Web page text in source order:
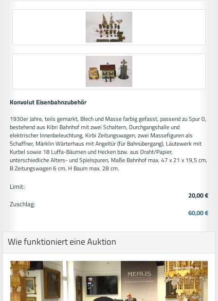
Konvolut Eisenbahnzubehör
1930er Jahre, teils gemarkt, Blech und Masse farbig gefasst, passend zu Spur 0,
bestehend aus Kibri Bahnhof mit zwei Schaltern, Durchgangshalle und
elektrischer Innenbeleuchtung, Kirbi Zeitungswagen, zwei Massefiguren als
Schaffner, Märklin Wärterhaus mit Angeltür (für Bahnübergang), Läutewerk mit
Kurbel sowie 18 Luffa-Bäumen und Hecken bzw. aus Draht/Papier,
unterschiedliche Alters- und Spielspuren, Maße Bahnhof max. 47 x 21 x 19,5 cm,
B Zeitungswagen 6 cm, H Baum max. 28 cm.
Limit:
20,00 €
Zuschlag:
60,00 €
Wie funktioniert eine Auktion